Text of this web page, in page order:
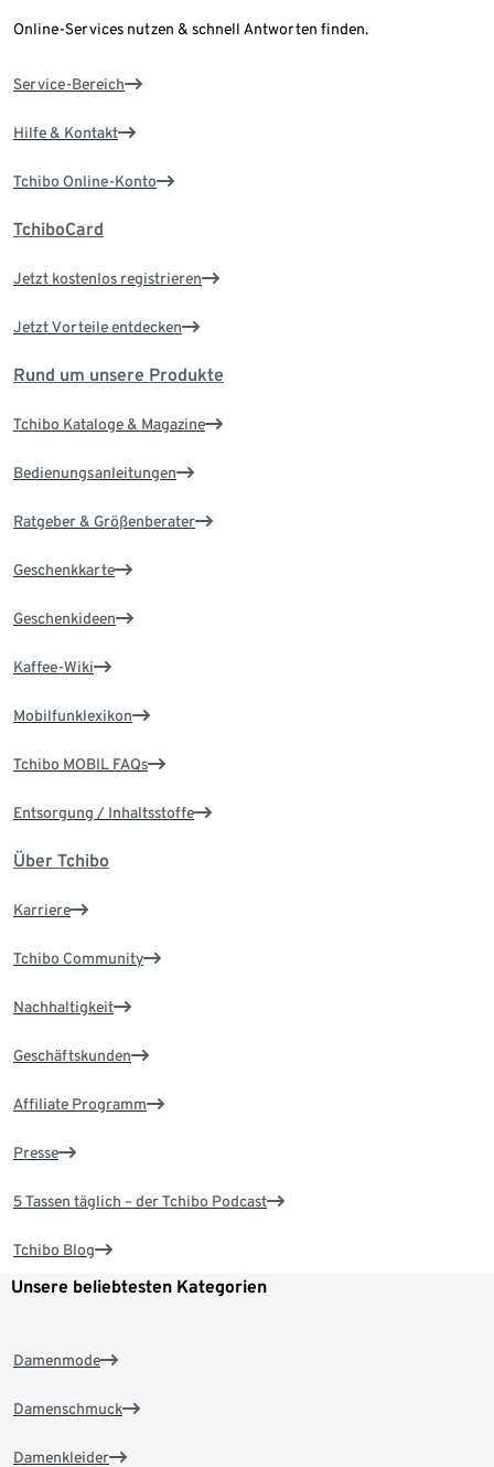
Online-Services nutzen & schnell Antworten finden.
Service-Bereich
Hilfe & Kontakt
Tchibo Online-Konto
TchiboCard
Jetzt kostenlos registrieren
Jetzt Vorteile entdecken
Rund um unsere Produkte
Tchibo Kataloge & Magazine
Bedienungsanleitungen
Ratgeber & Größenberater
Geschenkkarte
Geschenkideen
Kaffee-Wiki
Mobilfunklexikon
Tchibo MOBIL FAQs
Entsorgung / Inhaltsstoffe
Über Tchibo
Karriere
Tchibo Community
Nachhaltigkeit
Geschäftskunden
Affiliate Programm
Presse
5 Tassen täglich – der Tchibo Podcast
Tchibo Blog
Unsere beliebtesten Kategorien
Damenmode
Damenschmuck
Damenkleider